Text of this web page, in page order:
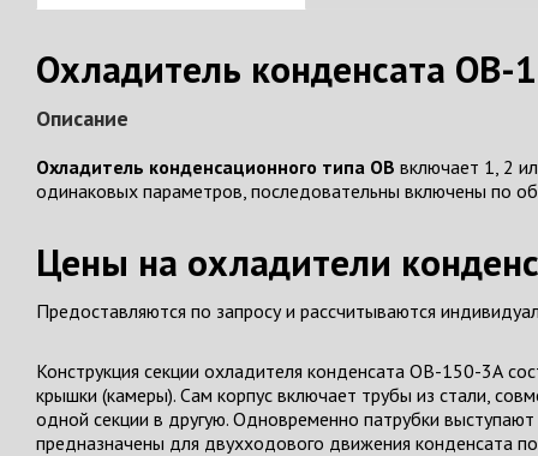
Охладитель конденсата ОВ-
Описание
Охладитель конденсационного типа ОВ включает 1, 2
одинаковых параметров, последовательны включены по
Цены на охладители
Предоставляются по запросу и рассчитываются
Конструкция секции охладителя конденсата ОВ-150-3А
крышки (камеры). Сам корпус включает трубы из стали,
одной секции в другую. Одновременно патрубки
предназначены для двухходового движения конденсата